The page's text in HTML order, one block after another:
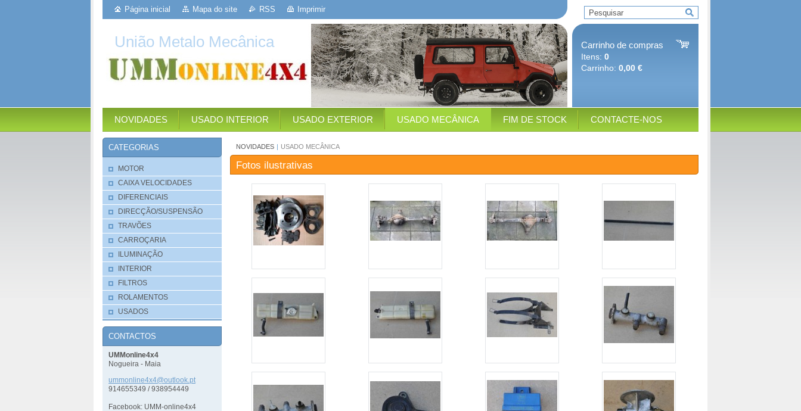
Página inicial Mapa do site RSS Imprimir
União Metalo Mecânica Carrinho de compras
Itens: 0
Carrinho: 0,00 €
NOVIDADES USADO INTERIOR USADO EXTERIOR USADO MECÂNICA FIM DE STOCK CONTACTE-NOS
NOVIDADES | USADO MECÂNICA
Fotos ilustrativas
CATEGORIAS
MOTOR
CAIXA VELOCIDADES
DIFERENCIAIS
DIRECÇÃO/SUSPENSÃO
TRAVÕES
CARROÇARIA
ILUMINAÇÃO
INTERIOR
FILTROS
ROLAMENTOS
USADOS
CONTACTOS
UMMonline4x4
Nogueira - Maia
ummonline4x4@out look.pt
914655349 / 938954449
Facebook: UMM-online4x4